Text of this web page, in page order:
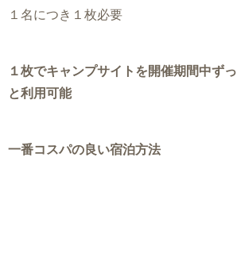
１名につき１枚必要
１枚でキャンプサイトを開催期間中ずっ
と利用可能
一番コスパの良い宿泊方法